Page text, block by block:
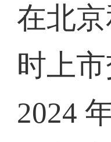
在北
时上市
2024